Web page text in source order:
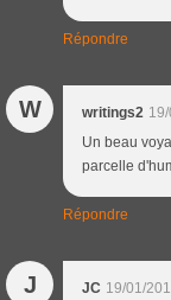
Répondre
W writings2
Un beau
parcelle
Répondre
J JC 19/01/